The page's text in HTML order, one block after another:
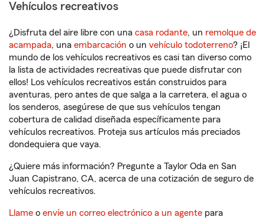
Vehículos recreativos
¿Disfruta del aire libre con una casa rodante, un remolque de
acampada, una embarcación o un vehículo todoterreno? ¡El
mundo de los vehículos recreativos es casi tan diverso como
la lista de actividades recreativas que puede disfrutar con
ellos! Los vehículos recreativos están construidos para
aventuras, pero antes de que salga a la carretera, el agua o
los senderos, asegúrese de que sus vehículos tengan
cobertura de calidad diseñada específicamente para
vehículos recreativos. Proteja sus artículos más preciados
dondequiera que vaya.
¿Quiere más información? Pregunte a Taylor Oda en San
Juan Capistrano, CA, acerca de una cotización de seguro de
vehículos recreativos.
Llame o envíe un correo electrónico a un agente para